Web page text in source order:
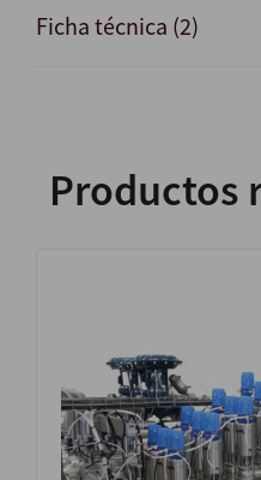
Ficha técnica (2)
Productos